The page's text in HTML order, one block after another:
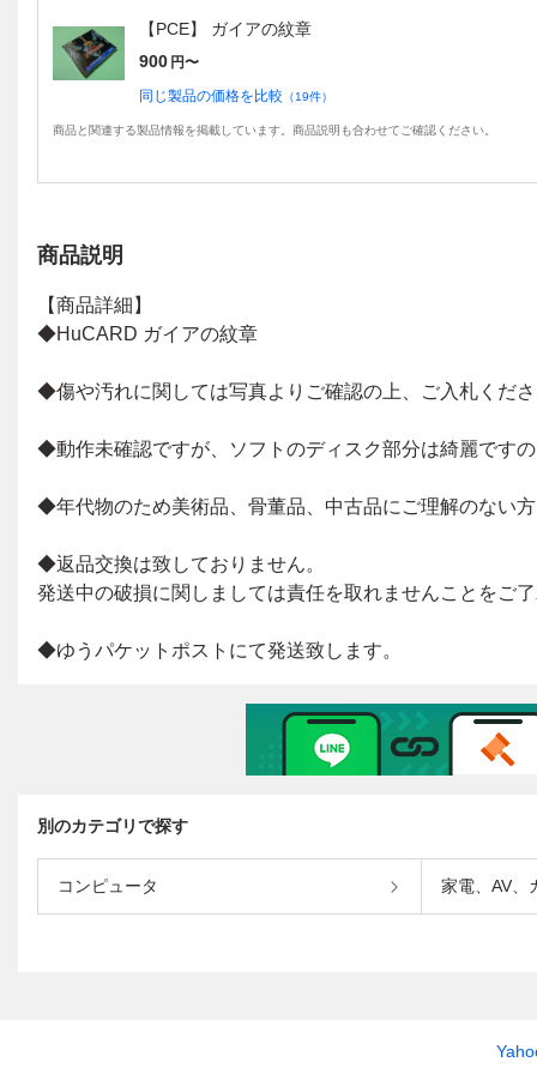
【PCE】 ガイアの紋章
900 円〜
同じ製品の価格を比較 （19件）
商品と関連する製品情報を掲載しています。商品説明も合わせてご確認ください。
商品説明
別のカテゴリで探す
コンピュータ 家電、AV、